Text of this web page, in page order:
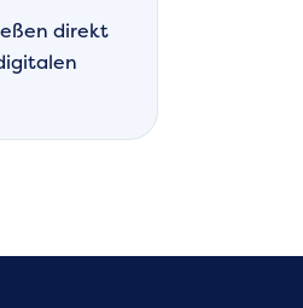
direkt